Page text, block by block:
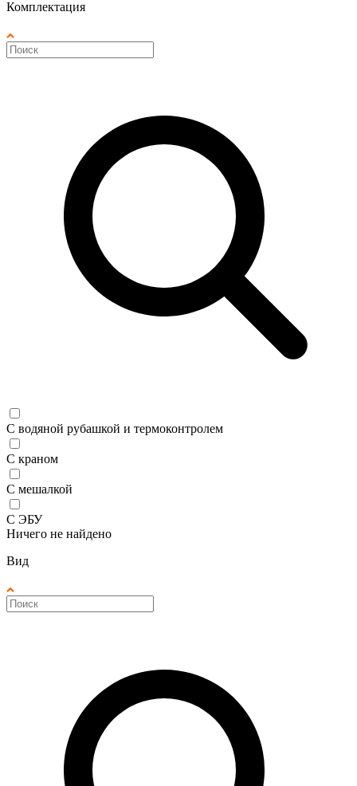
Комплектация
С водяной рубашкой и термоконтролем
С краном
С мешалкой
С ЭБУ
Ничего не найдено
Вид